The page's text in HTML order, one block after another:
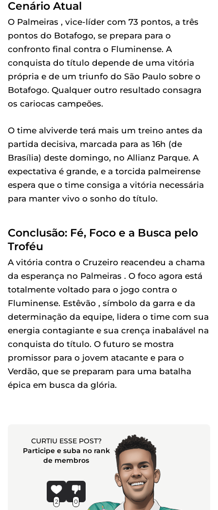
Cenário Atual
O Palmeiras , vice-líder com 73 pontos, a três
pontos do Botafogo, se prepara para o
confronto final contra o Fluminense. A
conquista do título depende de uma vitória
própria e de um triunfo do São Paulo sobre o
Botafogo. Qualquer outro resultado consagra
os cariocas campeões.
O time alviverde terá mais um treino antes da
partida decisiva, marcada para as 16h (de
Brasília) deste domingo, no Allianz Parque. A
expectativa é grande, e a torcida palmeirense
espera que o time consiga a vitória necessária
para manter vivo o sonho do título.
Conclusão: Fé, Foco e a Busca pelo
Troféu
A vitória contra o Cruzeiro reacendeu a chama
da esperança no Palmeiras . O foco agora está
totalmente voltado para o jogo contra o
Fluminense. Estêvão , símbolo da garra e da
determinação da equipe, lidera o time com sua
energia contagiante e sua crença inabalável na
conquista do título. O futuro se mostra
promissor para o jovem atacante e para o
Verdão, que se preparam para uma batalha
épica em busca da glória.
CURTIU ESSE POST?
Participe e suba no rank
de membros
2 0